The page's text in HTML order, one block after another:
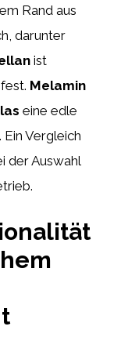
Rand aus
darunter
ist
Melamin
eine edle
Vergleich
der Auswahl